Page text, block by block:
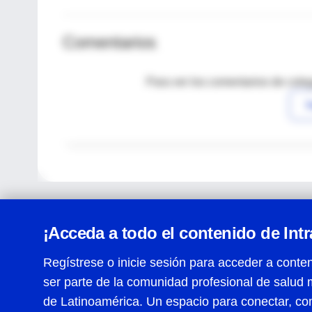
Comentarios
Para ver los comentarios de
¡Acceda a todo el contenido de
Regístrese o inicie sesión para acceder a
ser parte de la comunidad profesional de salud
de Latinoamérica. Un espacio para conectar,
Centro de Ayuda